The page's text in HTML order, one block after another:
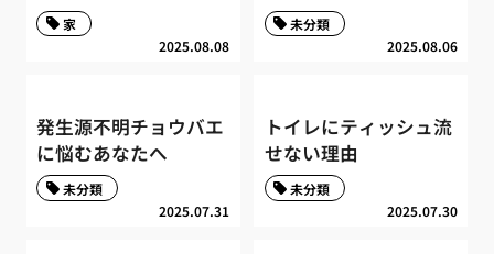
2025.08.08
家
2025.08.06
未分類
発生源不明チョウバエ
に悩むあなたへ
2025.07.31
未分類
トイレにティッシュ流
せない理由
2025.07.30
未分類